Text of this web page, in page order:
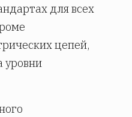
для всех
цепей,
уровни